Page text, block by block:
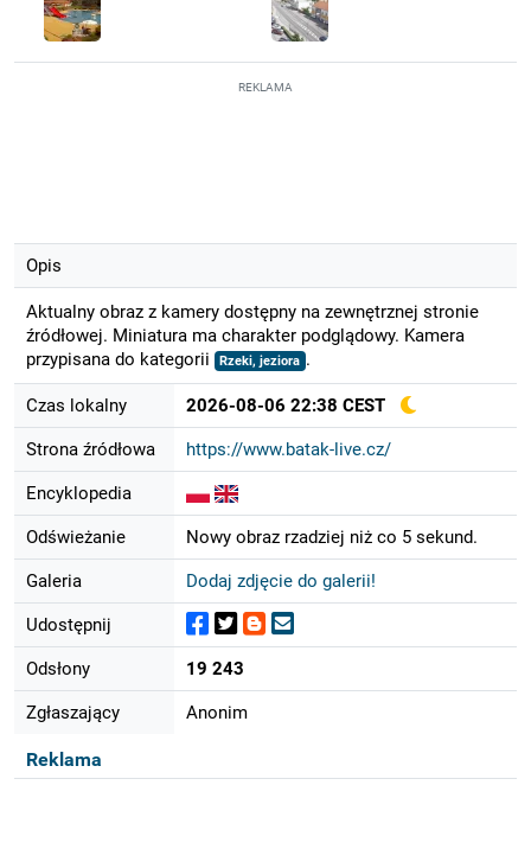
REKLAMA
Opis
Aktualny obraz z kamery dostępny na zewnętrznej stronie
źródłowej. Miniatura ma charakter podglądowy. Kamera
przypisana do kategorii
Rzeki, jeziora .
Czas lokalny 2026-08-06 22:38 CEST
Strona źródłowa https://www.batak-live.cz/
Encyklopedia
Odświeżanie Nowy obraz rzadziej niż co 5 sekund.
Galeria Dodaj zdjęcie do galerii!
Udostępnij
Odsłony 19 243
Zgłaszający Anonim
Reklama